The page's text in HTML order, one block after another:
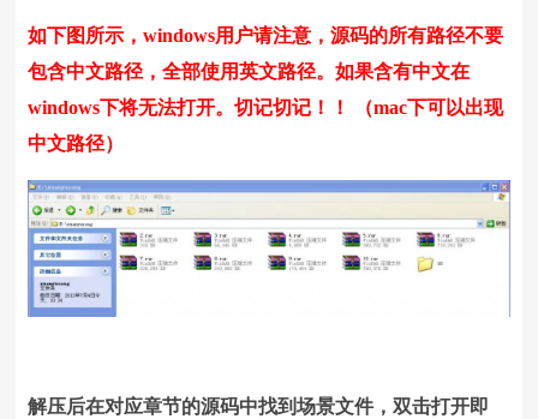
如下图所示，windows用户请注意，源码的所有路径不要
包含中文路径，全部使用英文路径。如果含有中文在
windows下将无法打开。切记切记！！ （mac下可以出现
中文路径）
解压后在对应章节的源码中找到场景文件，双击打开即